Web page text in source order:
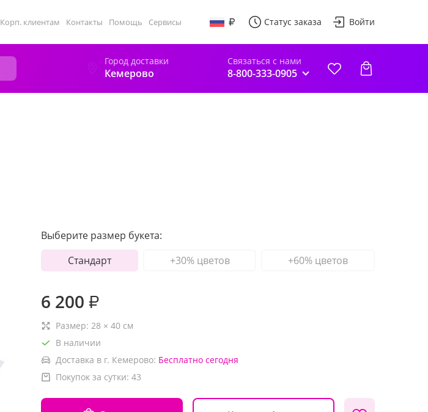
Корп. клиентам Контакты Помощь Сервисы Статус заказа Войти
Город доставки
Кемерово
Связаться с нами
8-800-333-0905
Выберите размер букета:
Стандарт
+30% цветов +60% цветов
6 200 ₽
Размер: 28 × 40 см
В наличии
Доставка в г. Кемерово: Бесплатно сегодня
Покупок за сутки: 43